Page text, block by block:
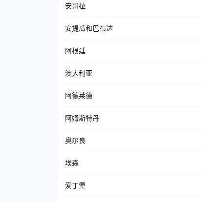
安哥拉
安提瓜和巴布达
阿根廷
澳大利亚
阿德莱德
阿姆斯特丹
奥尔良
埃森
爱丁堡